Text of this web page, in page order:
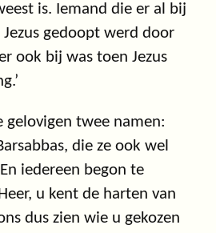
is. Iemand die er al bij
gedoopt werd door
ook bij was toen Jezus
gelovigen twee namen:
die ze ook wel
iedereen begon te
u kent de harten van
dus zien wie u gekozen